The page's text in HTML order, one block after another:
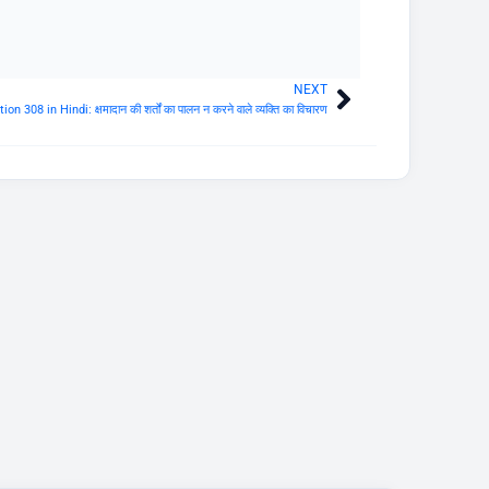
NEXT
308 in Hindi: क्षमादान की शर्तों का पालन न करने वाले व्यक्ति का विचारणNext